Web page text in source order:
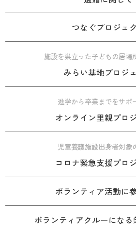
つなぐプロジェ
施設を巣立った子どもの居場
みらい基地プロジ
進学から卒業までをサポ
オンライン里親プロ
児童養護施設出身者対象
コロナ緊急支援プロ
ボランティア活動に
ボランティアクルーになる